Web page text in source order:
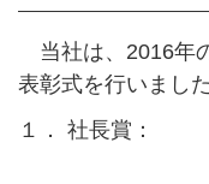
当社は、2016年
表彰式を行いまし
１． 社長賞：